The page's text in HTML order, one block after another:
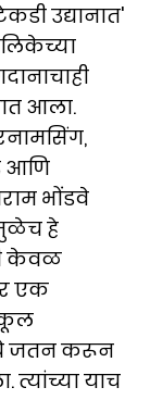
उद्यानात'
आला.
आणि
भोंडवे
हे
केवळ
एक
जतन करून
याच